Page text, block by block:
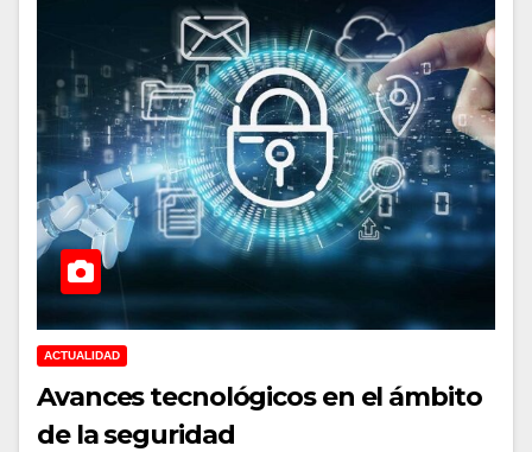
ACTUALIDAD
Avances tecnológicos en el ámbito
de la seguridad